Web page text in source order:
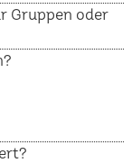
Gruppen oder